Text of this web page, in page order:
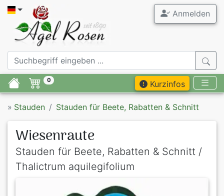
Anmelden
0 Kurzinfos
» Stauden Stauden für Beete, Rabatten & Schnitt
Wiesenraute
Stauden für Beete, Rabatten & Schnitt /
Thalictrum aquilegifolium